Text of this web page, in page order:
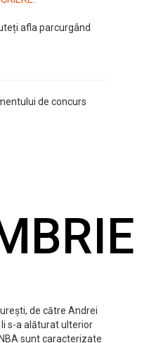
afla parcurgând
de concurs
de către Andrei
s-a alăturat ulterior
sunt caracterizate